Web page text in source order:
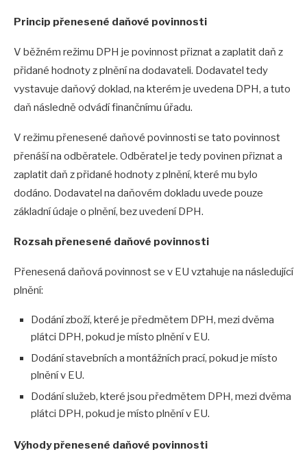
Princip přenesené daňové povinnosti
V běžném režimu DPH je povinnost přiznat a zaplatit daň z
přidané hodnoty z plnění na dodavateli. Dodavatel tedy
vystavuje daňový doklad, na kterém je uvedena DPH, a tuto
daň následně odvádí finančnímu úřadu.
V režimu přenesené daňové povinnosti se tato povinnost
přenáší na odběratele. Odběratel je tedy povinen přiznat a
zaplatit daň z přidané hodnoty z plnění, které mu bylo
dodáno. Dodavatel na daňovém dokladu uvede pouze
základní údaje o plnění, bez uvedení DPH.
Rozsah přenesené daňové povinnosti
Přenesená daňová povinnost se v EU vztahuje na následující
plnění:
Dodání zboží, které je předmětem DPH, mezi dvěma
plátci DPH, pokud je místo plnění v EU.
Dodání stavebních a montážních prací, pokud je místo
plnění v EU.
Dodání služeb, které jsou předmětem DPH, mezi dvěma
plátci DPH, pokud je místo plnění v EU.
Výhody přenesené daňové povinnosti